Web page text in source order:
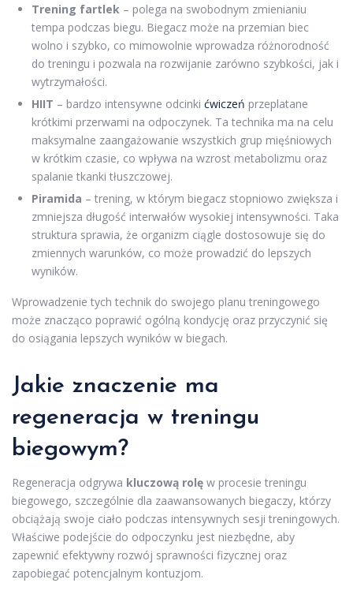
Trening fartlek – polega na swobodnym zmienianiu
tempa podczas biegu. Biegacz może na przemian biec
wolno i szybko, co mimowolnie wprowadza różnorodność
do treningu i pozwala na rozwijanie zarówno szybkości, jak i
wytrzymałości.
HIIT – bardzo intensywne odcinki ćwiczeń przeplatane
krótkimi przerwami na odpoczynek. Ta technika ma na celu
maksymalne zaangażowanie wszystkich grup mięśniowych
w krótkim czasie, co wpływa na wzrost metabolizmu oraz
spalanie tkanki tłuszczowej.
Piramida – trening, w którym biegacz stopniowo zwiększa i
zmniejsza długość interwałów wysokiej intensywności. Taka
struktura sprawia, że organizm ciągle dostosowuje się do
zmiennych warunków, co może prowadzić do lepszych
wyników.
Wprowadzenie tych technik do swojego planu treningowego
może znacząco poprawić ogólną kondycję oraz przyczynić się
do osiągania lepszych wyników w biegach.
Jakie znaczenie ma
regeneracja w treningu
biegowym?
Regeneracja odgrywa kluczową rolę w procesie treningu
biegowego, szczególnie dla zaawansowanych biegaczy, którzy
obciążają swoje ciało podczas intensywnych sesji treningowych.
Właściwe podejście do odpoczynku jest niezbędne, aby
zapewnić efektywny rozwój sprawności fizycznej oraz
zapobiegać potencjalnym kontuzjom.